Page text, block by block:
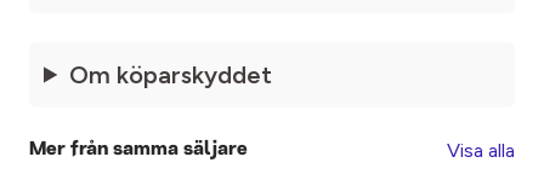
Om köparskyddet
Mer från samma säljare Visa alla